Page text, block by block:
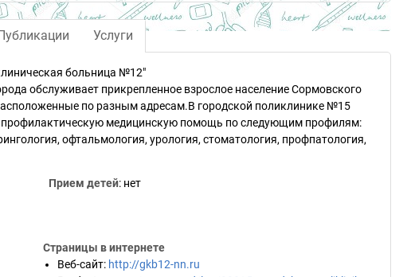
Услуги
больница №12"
обслуживает прикрепленное взрослое население Сормовского
по разным адресам.В городской поликлинике №15
медицинскую помощь по следующим профилям:
офтальмология, урология, стоматология, профпатология,
Прием детей: нет
Страницы в интернете
Веб-сайт: http://gkb12-nn.ru